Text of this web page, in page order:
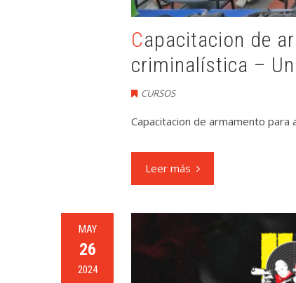
Capacitacion de armamento para alumnos de
criminalística –
CURSOS
Capacitacion de armamento para
Leer más
MAY
26
2024